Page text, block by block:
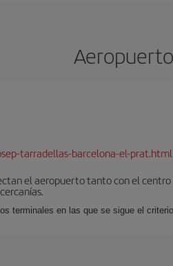
tarradellas-barcelona-el-prat.html
el aeropuerto tanto con el
terminales en las que se sigue el